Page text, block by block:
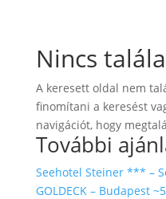
Nincs
A keresett oldal nem
finomítani a keresést
navigációt, hogy
További
Seehotel Steiner *** –
GOLDECK – Budapest